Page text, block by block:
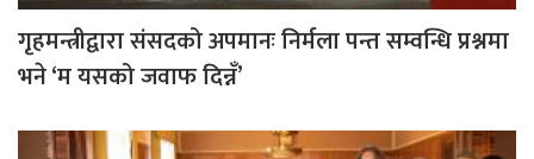
गृहमन्त्रीद्वारा संसदको अपमानः निर्मला पन्त सम्वन्धि प्रश्नमा
भने ‘म यसको जवाफ दिन्नँ’